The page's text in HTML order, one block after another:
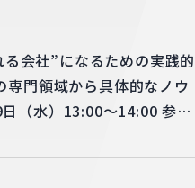
会社”になるための実践的
門領域から具体的なノウ
（水）13:00〜14:00 参加